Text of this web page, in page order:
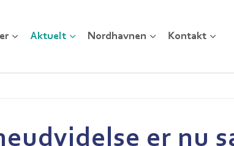
Aktuelt Nordhavnen Kontakt
er nu